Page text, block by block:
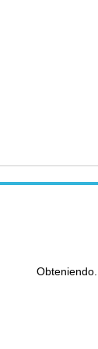
Obteniendo...